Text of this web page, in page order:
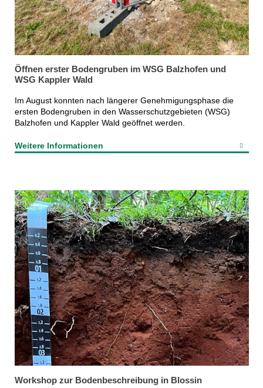
Öffnen erster Bodengruben im WSG Balzhofen und
WSG Kappler Wald
Im August konnten nach längerer Genehmigungsphase die
ersten Bodengruben in den Wasserschutzgebieten (WSG)
Balzhofen und Kappler Wald geöffnet werden.
Weitere Informationen
Workshop zur Bodenbeschreibung in Blossin